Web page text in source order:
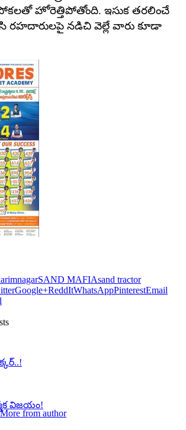
హోరెత్తిపోతోంది. ఇసుక తరలించే
రహదారులపై నడిచి వెల్లే వారు కూడా
SAND MAFIAsand tractor
Google+ReddItWhatsAppPinterestEmail
విజయం!
More from author